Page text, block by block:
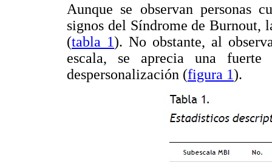
Aunque se observan personas
signos del Síndrome de Burnout,
(tabla 1). No obstante, al
escala, se aprecia una fuerte
despersonalización (figura 1).